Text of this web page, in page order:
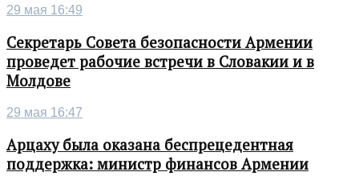
29 мая 16:49
Секретарь Совета безопасности Армении
проведет рабочие встречи в Словакии и в
Молдове
29 мая 16:47
Арцаху была оказана беспрецедентная
поддержка: министр финансов Армении